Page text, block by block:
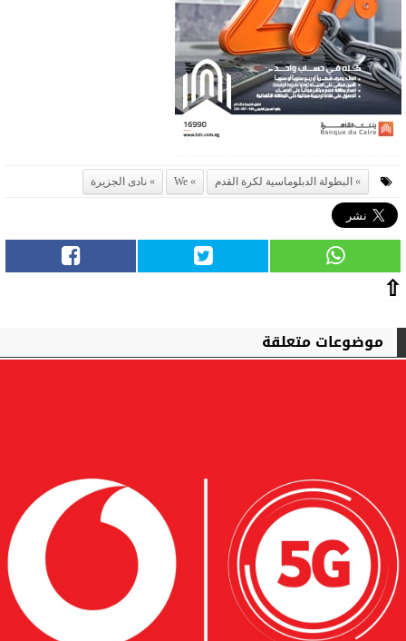
البطولة الدبلوماسية لكرة القدم We نادى الجزيرة
⇧
موضوعات متعلقة